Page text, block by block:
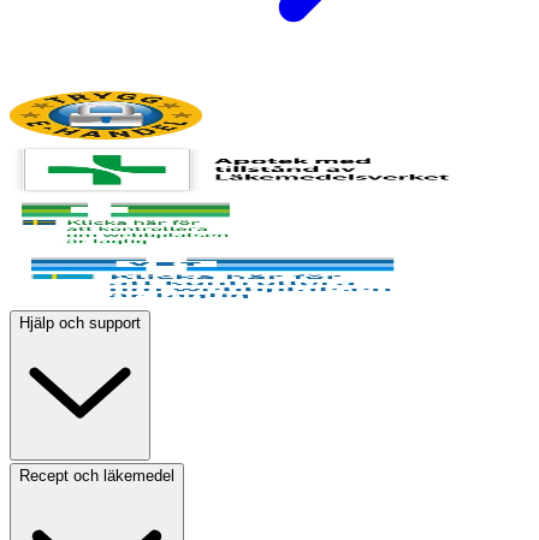
Hjälp och support
Recept och läkemedel